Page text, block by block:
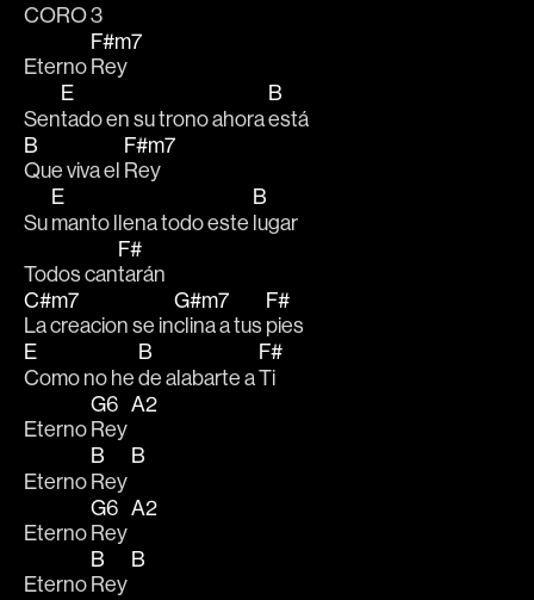
CORO 3
Eterno
F#m7
Rey
Sen
E
tado en su trono ahora
B
está
B
Que viva el
F#m7
Rey
Su
E
manto llena todo este
B
lugar
Todos can
F#
tarán
C#m7
La creacion se in
G#m7
clina a tus
F#
pies
E
Como no he
B
de alabarte a
F#
Ti
Eterno
G6
Rey
A2
Eterno
B
Rey
B
Eterno
G6
Rey
A2
Eterno
B
Rey
B